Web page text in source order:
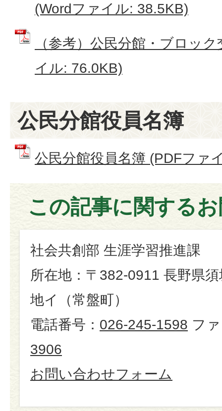
(Wordファイル: 38.5KB)
（参考）公民分館・ブロッ
イル: 76.0KB)
公民分館役員名簿
公民分館役員名簿 (PDFファ
この記事に関する
社会共創部 生涯学習推進課
所在地：〒382-0911 長野県
地イ（常盤町）
電話番号： 026-245-1598 フ
3906
お問い合わせフォーム